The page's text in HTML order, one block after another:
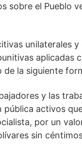
sobre el Pueblo
unilaterales
aplicadas
de la siguiente
y las
pública activos
por un
sin